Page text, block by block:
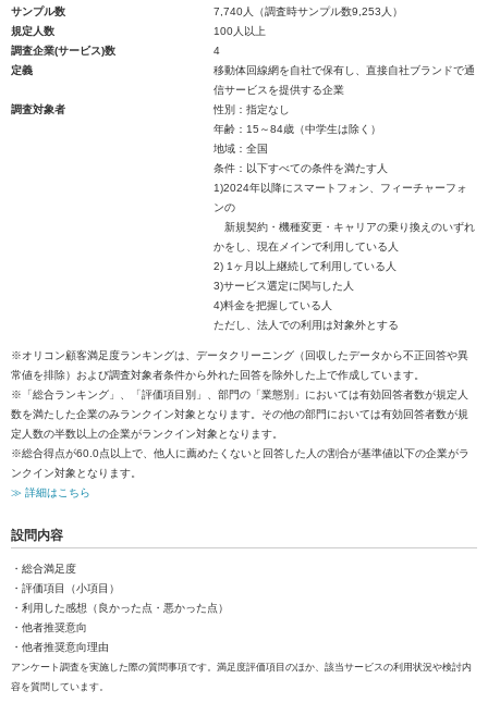
サンプル数
7,740人（調査時サンプル数9,253人）
規定人数
100人以上
調査企業(サービス)数
4
定義
移動体回線網を自社で保有し、直接自社ブランドで通
信サービスを提供する企業
調査対象者
性別：指定なし
年齢：15～84歳（中学生は除く）
地域：全国
条件：以下すべての条件を満たす人
1)2024年以降にスマートフォン、フィーチャーフォ
ンの
新規契約・機種変更・キャリアの乗り換えのいずれ
かをし、現在メインで利用している人
2) 1ヶ月以上継続して利用している人
3)サービス選定に関与した人
4)料金を把握している人
ただし、法人での利用は対象外とする
※オリコン顧客満足度ランキングは、データクリーニング（回収したデータから不正回答や異
常値を排除）および調査対象者条件から外れた回答を除外した上で作成しています。
※「総合ランキング」、「評価項目別」、部門の「業態別」においては有効回答者数が規定人
数を満たした企業のみランクイン対象となります。その他の部門においては有効回答者数が規
定人数の半数以上の企業がランクイン対象となります。
※総合得点が60.0点以上で、他人に薦めたくないと回答した人の割合が基準値以下の企業がラ
ンクイン対象となります。
≫ 詳細はこちら
設問内容
・総合満足度
・評価項目（小項目）
・利用した感想（良かった点・悪かった点）
・他者推奨意向
・他者推奨意向理由
アンケート調査を実施した際の質問事項です。満足度評価項目のほか、該当サービスの利用状況や検討内
容を質問しています。